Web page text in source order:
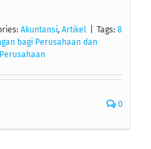
Akuntansi, Artikel Tags: 8
bagi Perusahaan dan
Perusahaan
0